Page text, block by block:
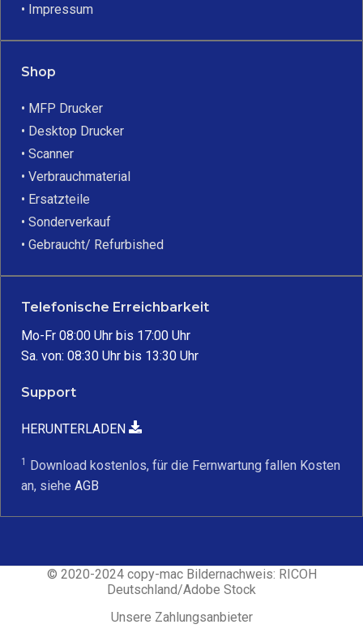
• Impressum
Shop
• MFP Drucker
• Desktop Drucker
• Scanner
• Verbrauchmaterial
• Ersatzteile
• Sonderverkauf
• Gebraucht/ Refurbished
Telefonische Erreichbarkeit
Mo-Fr 08:00 Uhr bis 17:00 Uhr
Sa. von: 08:30 Uhr bis 13:30 Uhr
Support
HERUNTERLADEN
1 Download kostenlos, für die Fernwartung fallen Kosten
an, sieheAGB
© 2020-2024 copy-mac Bildernachweis: RICOH
Deutschland/Adobe Stock
Unsere Zahlungsanbieter